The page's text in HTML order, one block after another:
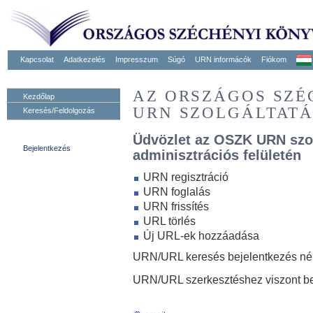
Kapcsolat Adatkezelés Impresszum Súgó URN informácók Fiókom
Kezdőlap
Keresés/Feldolgozás
Bejelentkezés
AZ ORSZÁGOS
URN
Üdvözlet az OSZK URN
adminisztrációs felületén
URN regisztráció
URN foglalás
URN frissítés
URL törlés
Új URL-ek hozzáadása
URN/URL keresés bejelentkezés
URN/URL szerkesztéshez viszont